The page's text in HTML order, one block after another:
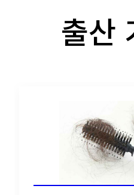
출산
다양한 주거, 생활,
채용정보,